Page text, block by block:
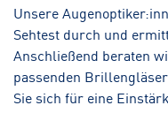
Unsere
Sehtest durch und
Anschließend beraten
passenden
Sie sich für eine